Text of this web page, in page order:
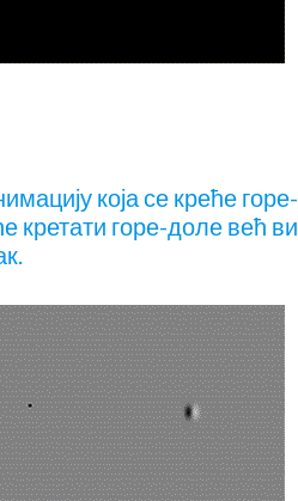
која се креће
кретати горе-доле већ